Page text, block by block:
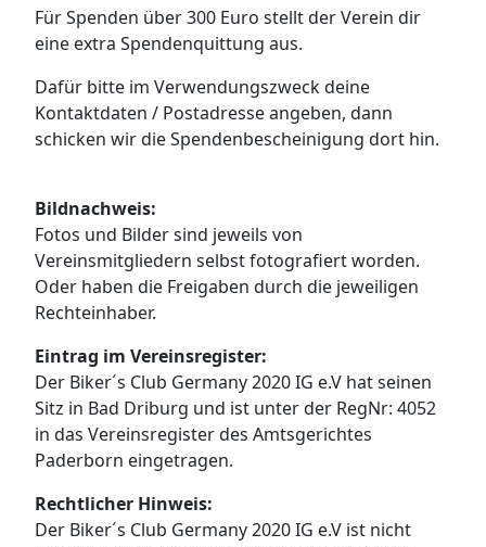
Für Spenden über 300 Euro stellt der Verein dir
eine extra Spendenquittung aus.
Dafür bitte im Verwendungszweck deine
Kontaktdaten / Postadresse angeben, dann
schicken wir die Spendenbescheinigung dort hin.
Bildnachweis:
Fotos und Bilder sind jeweils von
Vereinsmitgliedern selbst fotografiert worden.
Oder haben die Freigaben durch die jeweiligen
Rechteinhaber.
Eintrag im Vereinsregister:
Der Biker´s Club Germany 2020 IG e.V hat seinen
Sitz in Bad Driburg und ist unter der RegNr: 4052
in das Vereinsregister des Amtsgerichtes
Paderborn eingetragen.
Rechtlicher Hinweis:
Der Biker´s Club Germany 2020 IG e.V ist nicht